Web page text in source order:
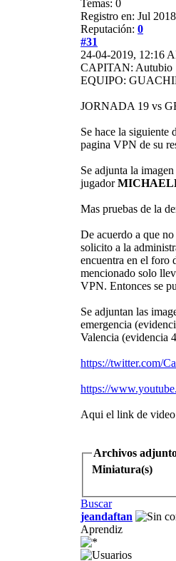
Temas: 0
Registro en: Jul 2018
Reputación: 0
#31
24-04-2019, 12:16
CAPITAN: Autubio
EQUIPO:
JORNADA 19 vs
Se hace la siguiente
pagina VPN de su
Se adjunta la
jugador
Mas pruebas de la
De acuerdo a que
solicito a la
encuentra en el foro
mencionado solo
VPN. Entonces se
Se adjuntan las
emergencia
Valencia (evidencia
https://twitter.com/
https://
Aqui el link de video
Archivos
Miniatura(s)
Buscar
jeandaftan
Aprendiz